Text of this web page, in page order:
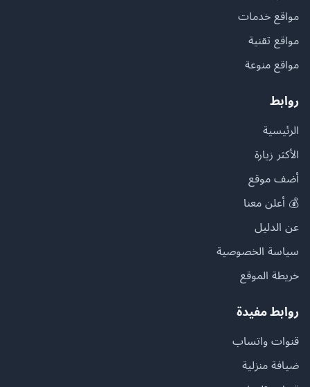
مواقع خدمات
مواقع تقنية
مواقع منوعة
روابط
الرئيسية
الأكثر زيارة
أضف موقع
💰 أعلن معنا
عن الدليل
سياسة الخصوصية
خريطة الموقع
روابط مفيدة
قنوات واتساب
ضيافة منزلية